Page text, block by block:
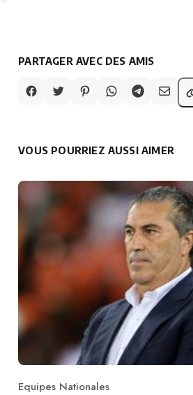
PARTAGER AVEC DES AMIS
VOUS POURRIEZ AUSSI AIMER
Equipes Nationales